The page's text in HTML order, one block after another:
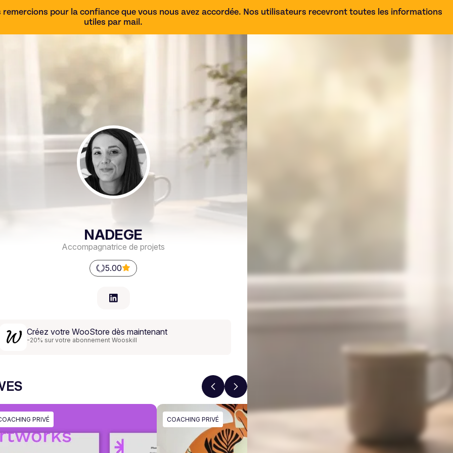
pour la confiance que vous nous avez accordée. Nos utilisateurs recevront toutes les informations
utiles par mail.
NADEGE
Accompagnatrice de projets
5.00
Créez votre WooStore dès maintenant
-20% sur votre abonnement Wooskill
PRIVÉ COACHING PRIVÉ